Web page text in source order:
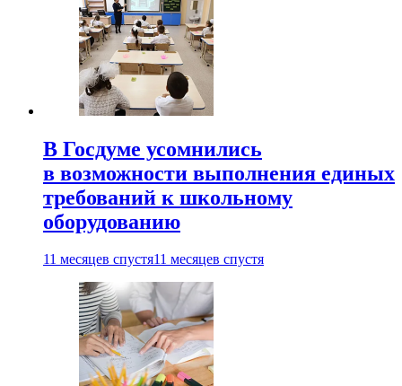
В Госдуме усомнились
в возможности выполнения единых
требований к школьному
оборудованию
11 месяцев спустя11 месяцев спустя